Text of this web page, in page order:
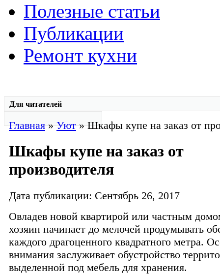
Полезные статьи
Публикации
Ремонт кухни
Для читателей
Главная»Уют» Шкафы купе на заказ от
Шкафы купе на заказ от
производителя
Дата публикации: Сентябрь 26, 2017
Овладев новой квартирой или частным
хозяин начинает до мелочей продумывать
каждого драгоценного квадратного метра.
внимания заслуживает обустройство
выделенной под мебель для хранения.